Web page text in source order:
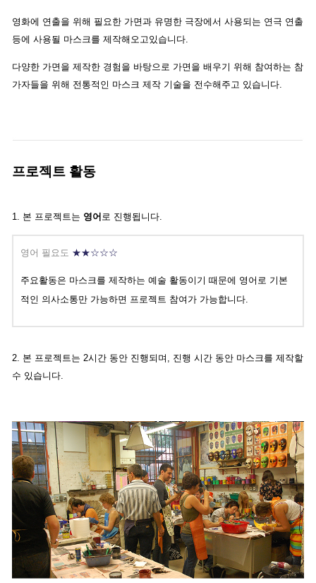
영화에 연출을 위해 필요한 가면과 유명한 극장에서 사용되는 연극 연출
등에 사용될 마스크를 제작해오고있습니다.
다양한 가면을 제작한 경험을 바탕으로 가면을 배우기 위해 참여하는 참
가자들을 위해 전통적인 마스크 제작 기술을 전수해주고 있습니다.
프로젝트 활동
1. 본 프로젝트는 영어 로 진행됩니다.
영어 필요도 ★★☆☆☆
주요활동은 마스크를 제작하는 예술 활동이기 때문에 영어로 기본
적인 의사소통만 가능하면 프로젝트 참여가 가능합니다.
2. 본 프로젝트는 2시간 동안 진행되며, 진행 시간 동안 마스크를 제작할
수 있습니다.